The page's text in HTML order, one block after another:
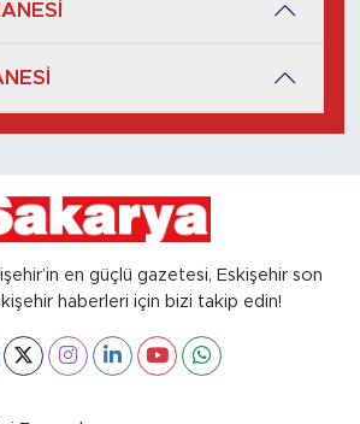
en güçlü gazetesi, Eskişehir son
haberleri için bizi takip edin!